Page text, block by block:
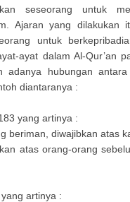
seseorang untuk
Ajaran yang dilakukan
untuk
ayat dalam Al-Qur’an
adanya hubungan
diantaranya :
yang artinya :
beriman, diwajibkan atas
atas orang-orang
artinya :